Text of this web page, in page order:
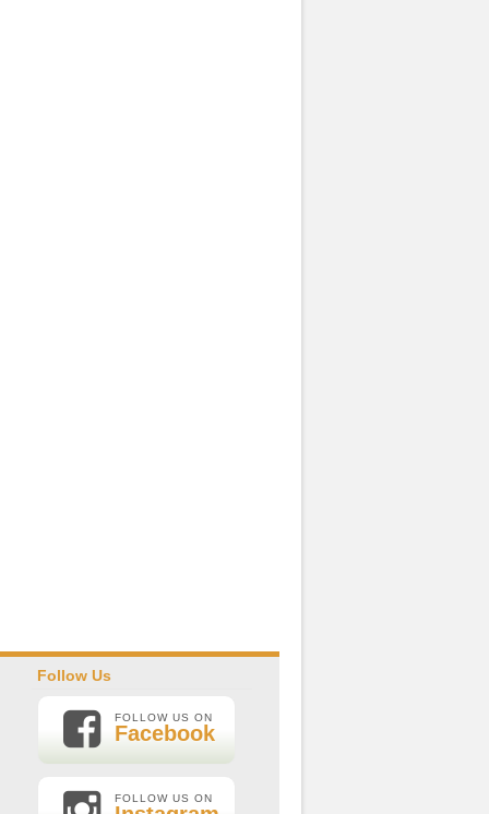
Follow Us
FOLLOW US ON
Facebook
FOLLOW US ON